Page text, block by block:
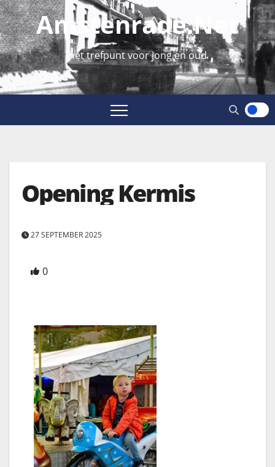
Amstenrade.net
hét trefpunt voor jong en oud
Opening Kermis
27 SEPTEMBER 2025
0